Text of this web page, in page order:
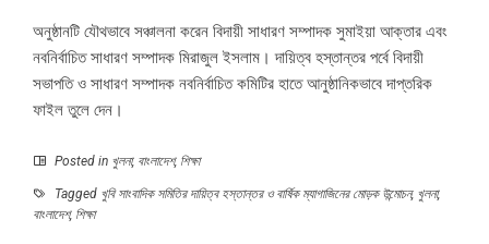
অনুষ্ঠানটি যৌথভাবে সঞ্চালনা করেন বিদায়ী সাধারণ সম্পাদক সুমাইয়া আক্তার এবং
নবনির্বাচিত সাধারণ সম্পাদক মিরাজুল ইসলাম। দায়িত্ব হস্তান্তর পর্বে বিদায়ী
সভাপতি ও সাধারণ সম্পাদক নবনির্বাচিত কমিটির হাতে আনুষ্ঠানিকভাবে দাপ্তরিক
ফাইল তুলে দেন।
Posted in খুলনা, বাংলাদেশ, শিক্ষা
Tagged খুবি সাংবাদিক সমিতির দায়িত্ব হস্তান্তর ও বার্ষিক ম্যাগাজিনের মোড়ক উন্মোচন, খুলনা,
বাংলাদেশ, শিক্ষা